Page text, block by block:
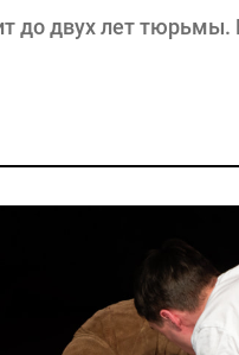
до двух лет тюрьмы.